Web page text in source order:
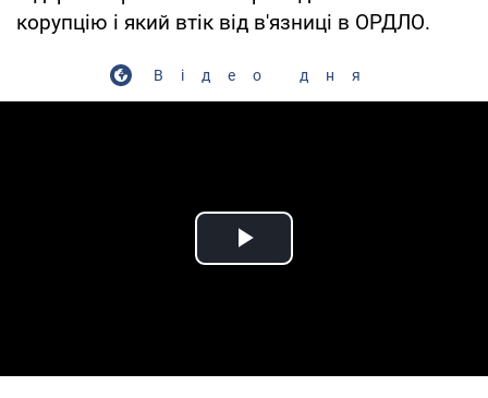
корупцію і який втік від в'язниці в ОРДЛО.
Відео дня
Play Video